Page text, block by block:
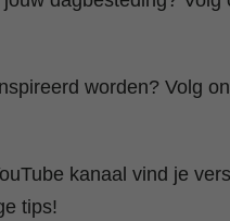
worden? Volg
kanaal vind je
tips!